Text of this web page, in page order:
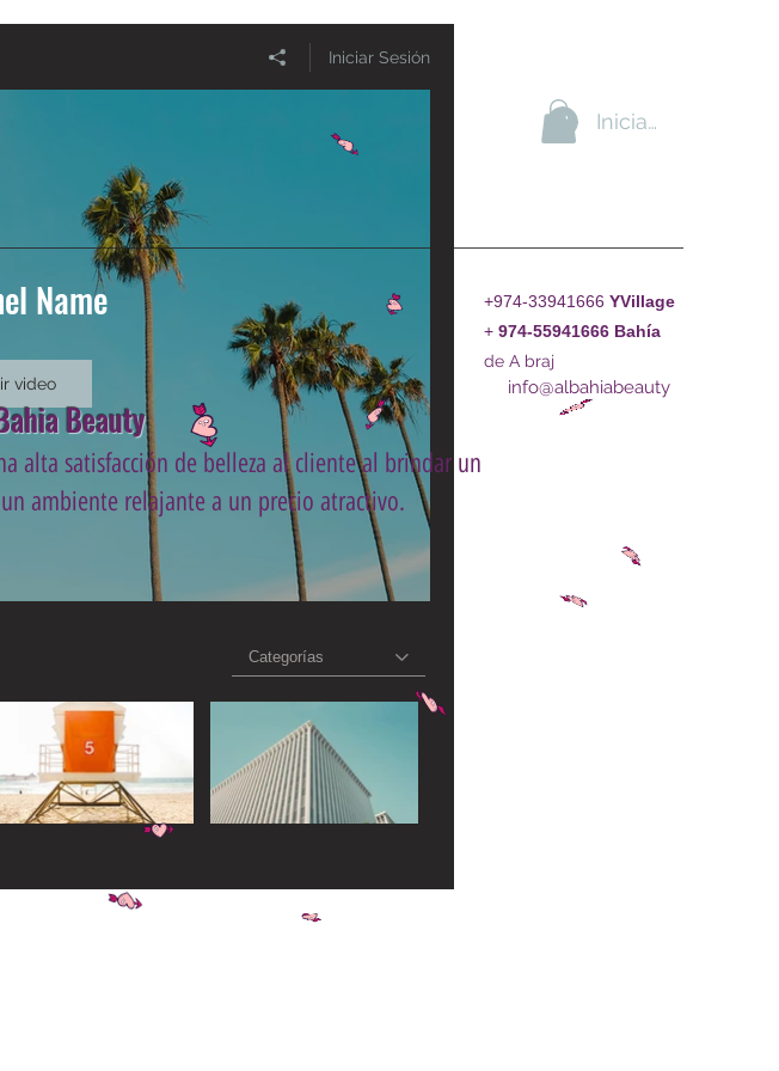
Iniciar sesión
+974-33941666 YVillage
+ 974-55941666 Bahía
de A braj
info@albahiabeauty
Beauty
alta satisfacción de belleza al cliente al brindar un
ambiente relajante a un precio atractivo.
and refresh
contact us.
Iniciar Sesión
Name
video
Categorías